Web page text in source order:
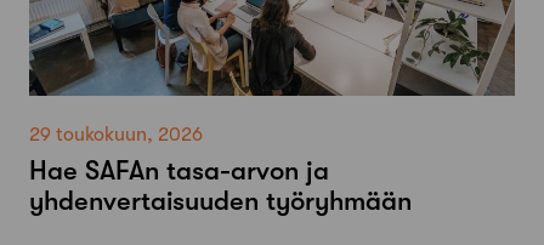
29 toukokuun, 2026
Hae SAFAn tasa-arvon ja
yhdenvertaisuuden työryhmään